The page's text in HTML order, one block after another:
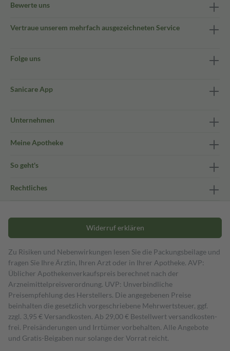
Bewerte uns
Vertraue unserem mehrfach ausgezeichneten Service
Folge uns
Sanicare App
Unternehmen
Meine Apotheke
So geht's
Rechtliches
Widerruf erklären
Zu Risiken und Nebenwirkungen lesen Sie die Packungsbeilage und
fragen Sie Ihre Ärztin, Ihren Arzt oder in Ihrer Apotheke. AVP:
Üblicher Apothekenverkaufspreis berechnet nach der
Arzneimittelpreisverordnung. UVP: Unverbindliche
Preisempfehlung des Herstellers. Die angegebenen Preise
beinhalten die gesetzlich vorgeschriebene Mehrwertsteuer, ggf.
zzgl. 3,95 € Versandkosten. Ab 29,00 € Bestell­wert versand­kosten­
frei. Preisänderungen und Irrtümer vorbehalten. Alle Angebote
und Gratis-Beigaben nur solange der Vorrat reicht.